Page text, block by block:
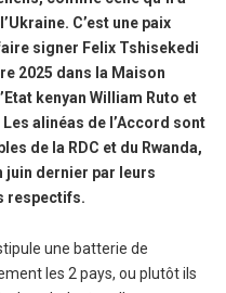
C’est une paix
signer Felix Tshisekedi
2025 dans la Maison
kenyan William Ruto et
alinéas de l’Accord sont
de la RDC et du Rwanda,
juin dernier par leurs
respectifs.
une batterie de
les 2 pays, ou plutôt ils